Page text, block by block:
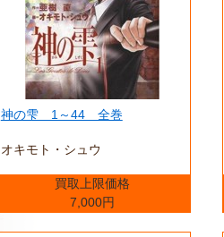
神の雫 1～44 全巻
オキモト・シュウ
買取上限価格
7,000円